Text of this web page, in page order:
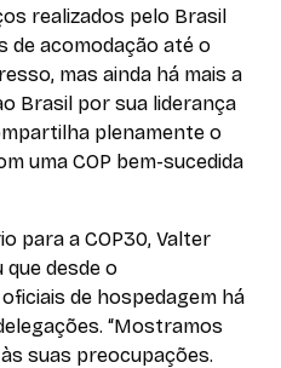
realizados pelo Brasil
de acomodação até o
mas ainda há mais a
Brasil por sua liderança
plenamente o
uma COP bem-sucedida
para a COP30, Valter
que desde o
de hospedagem há
“Mostramos
suas preocupações.